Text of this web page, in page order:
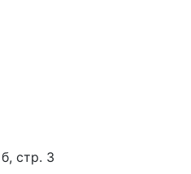
стр. 3